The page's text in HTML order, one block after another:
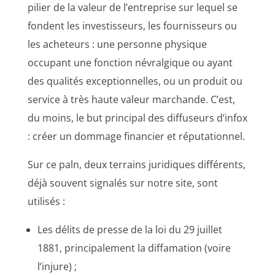
pilier de la valeur de l’entreprise sur lequel se
fondent les investisseurs, les fournisseurs ou
les acheteurs : une personne physique
occupant une fonction névralgique ou ayant
des qualités exceptionnelles, ou un produit ou
service à très haute valeur marchande. C’est,
du moins, le but principal des diffuseurs d’infox
: créer un dommage financier et réputationnel.
Sur ce paln, deux terrains juridiques différents,
déjà souvent signalés sur notre site, sont
utilisés :
Les délits de presse de la loi du 29 juillet
1881, principalement la diffamation (voire
l’injure) ;